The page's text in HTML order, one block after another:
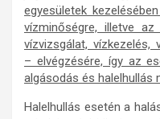
egyesületek
vízminőségre, illetve
vízvizsgálat, vízkezelés,
– elvégzésére, így az
algásodás és halelhullás
Halelhullás esetén a